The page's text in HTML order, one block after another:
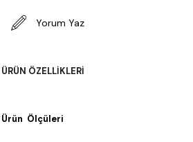
Yorum Yaz
ÜRÜN ÖZELLIKLERI
Ürün Ölçüleri